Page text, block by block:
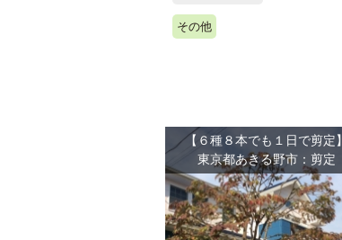
その他
【６種８本でも１日で剪定】
東京都あきる野市：剪定